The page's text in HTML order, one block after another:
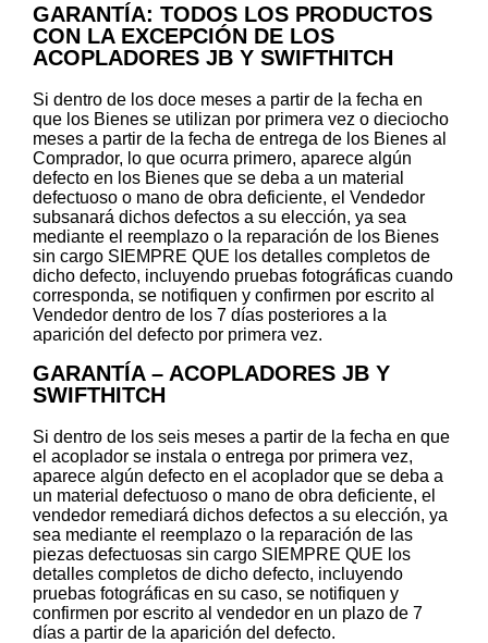
GARANTÍA: TODOS LOS PRODUCTOS
CON LA EXCEPCIÓN DE LOS
ACOPLADORES JB Y SWIFTHITCH
Si dentro de los doce meses a partir de la fecha en
que los Bienes se utilizan por primera vez o dieciocho
meses a partir de la fecha de entrega de los Bienes al
Comprador, lo que ocurra primero, aparece algún
defecto en los Bienes que se deba a un material
defectuoso o mano de obra deficiente, el Vendedor
subsanará dichos defectos a su elección, ya sea
mediante el reemplazo o la reparación de los Bienes
sin cargo SIEMPRE QUE los detalles completos de
dicho defecto, incluyendo pruebas fotográficas cuando
corresponda, se notifiquen y confirmen por escrito al
Vendedor dentro de los 7 días posteriores a la
aparición del defecto por primera vez.
GARANTÍA – ACOPLADORES JB Y
SWIFTHITCH
Si dentro de los seis meses a partir de la fecha en que
el acoplador se instala o entrega por primera vez,
aparece algún defecto en el acoplador que se deba a
un material defectuoso o mano de obra deficiente, el
vendedor remediará dichos defectos a su elección, ya
sea mediante el reemplazo o la reparación de las
piezas defectuosas sin cargo SIEMPRE QUE los
detalles completos de dicho defecto, incluyendo
pruebas fotográficas en su caso, se notifiquen y
confirmen por escrito al vendedor en un plazo de 7
días a partir de la aparición del defecto.